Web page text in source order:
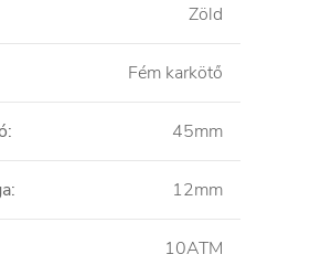
Zöld
Fém karkötő
: 45mm
: 12mm
10ATM